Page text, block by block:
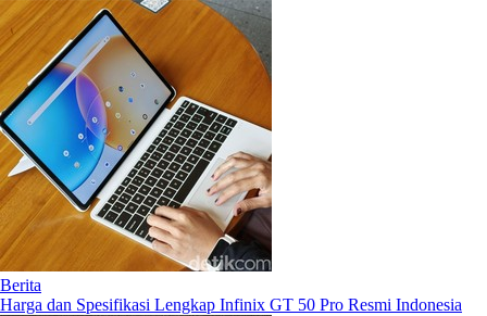
Berita
Harga dan Spesifikasi Lengkap Infinix GT 50 Pro Resmi Indonesia